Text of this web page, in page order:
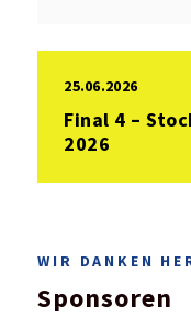
25.06.2026
Final 4 –
2026
WIR DANKEN
Sponsoren